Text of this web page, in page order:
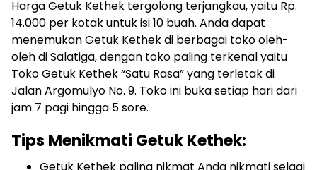
Harga Getuk Kethek tergolong terjangkau, yaitu Rp.
14.000 per kotak untuk isi 10 buah. Anda dapat
menemukan Getuk Kethek di berbagai toko oleh-
oleh di Salatiga, dengan toko paling terkenal yaitu
Toko Getuk Kethek “Satu Rasa” yang terletak di
Jalan Argomulyo No. 9. Toko ini buka setiap hari dari
jam 7 pagi hingga 5 sore.
Tips Menikmati Getuk Kethek: